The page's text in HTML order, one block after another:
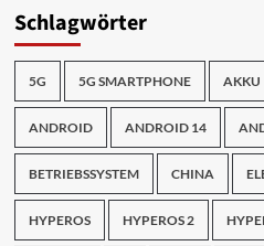
Schlagwörter
5G 5G SMARTPHONE AKKU
ANDROID ANDROID 14
BETRIEBSSYSTEM CHINA
HYPEROS HYPEROS 2